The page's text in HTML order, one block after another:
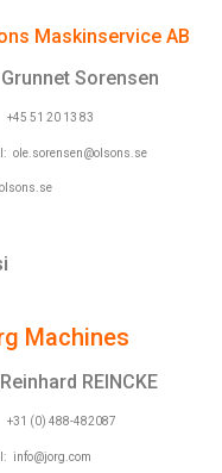
Maskinservice AB
Sorensen
51 20 13 83
ole.sorensen@olsons.se
Machines
REINCKE
(0) 488-482087
info@jorg.com